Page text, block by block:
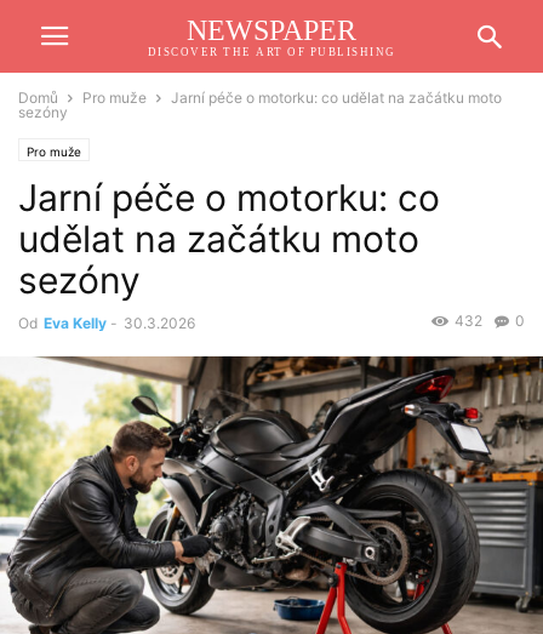
NEWSPAPER
DISCOVER THE ART OF PUBLISHING
Domů Pro muže
Jarní péče o motorku: co udělat na začátku moto
sezóny
Pro muže
Jarní péče o motorku: co
udělat na začátku moto
sezóny
Od Eva Kelly - 30.3.2026 0
432